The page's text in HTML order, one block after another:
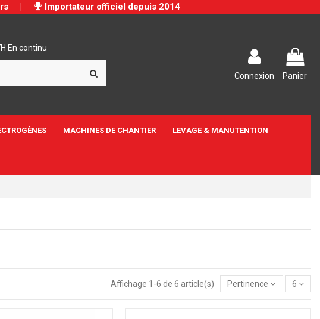
| Importateur officiel depuis 2014
En continu
Connexion Panier
MACHINES DE CHANTIER LEVAGE & MANUTENTION
Affichage 1-6 de 6 article(s) Pertinence 6